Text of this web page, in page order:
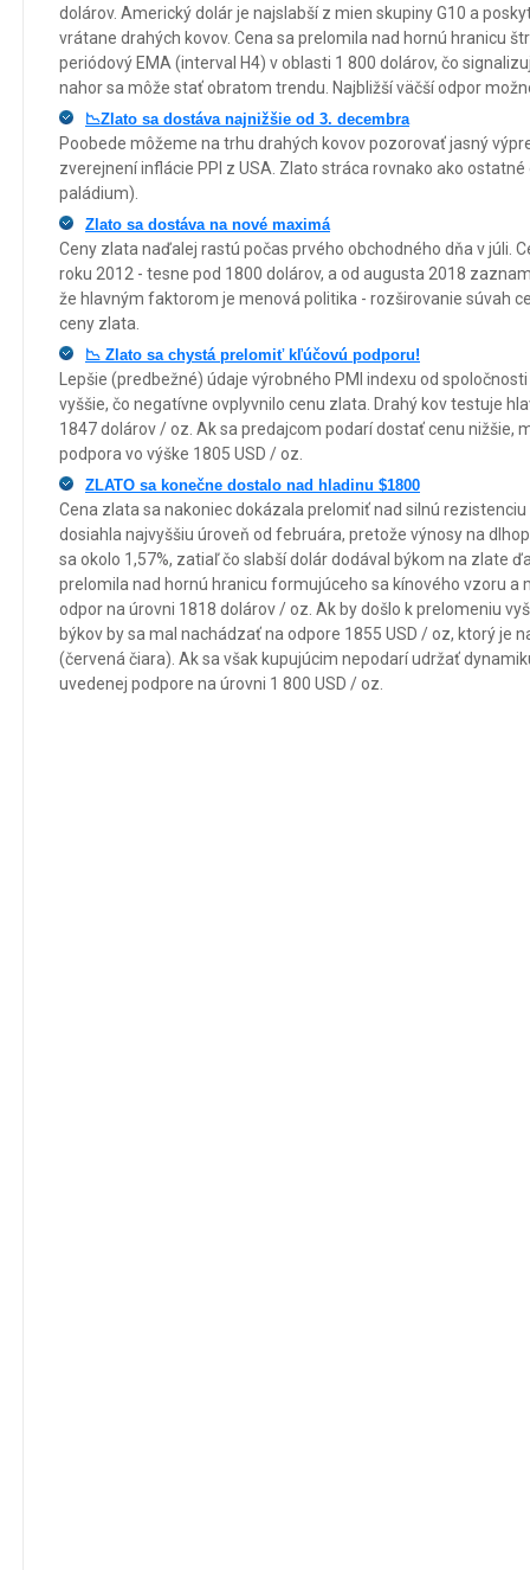
dolárov. Americký dolár je najslabší z mien skupiny G10 a
vrátane drahých kovov. Cena sa prelomila nad hornú hranicu
periódový EMA (interval H4) v oblasti 1 800 dolárov, čo
nahor sa môže stať obratom trendu. Najbližší väčší odpor
📉Zlato sa dostáva najnižšie od 3. decembra
Poobede môžeme na trhu drahých kovov pozorovať jasný
zverejnení inflácie PPI z USA. Zlato stráca rovnako ako
paládium).
Zlato sa dostáva na nové maximá
Ceny zlata naďalej rastú počas prvého obchodného dňa v júli.
roku 2012 - tesne pod 1800 dolárov, a od augusta 2018
že hlavným faktorom je menová politika - rozširovanie súvah
ceny zlata.
📉 Zlato sa chystá prelomiť kľúčovú podporu!
Lepšie (predbežné) údaje výrobného PMI indexu od
vyššie, čo negatívne ovplyvnilo cenu zlata. Drahý kov testuje
1847 dolárov / oz. Ak sa predajcom podarí dostať cenu nižšie,
podpora vo výške 1805 USD / oz.
ZLATO sa konečne dostalo nad hladinu $1800
Cena zlata sa nakoniec dokázala prelomiť nad silnú
dosiahla najvyššiu úroveň od februára, pretože výnosy na
sa okolo 1,57%, zatiaľ čo slabší dolár dodával býkom na zlate
prelomila nad hornú hranicu formujúceho sa kínového vzoru a
odpor na úrovni 1818 dolárov / oz. Ak by došlo k prelomeniu
býkov by sa mal nachádzať na odpore 1855 USD / oz, ktorý je
(červená čiara). Ak sa však kupujúcim nepodarí udržať
uvedenej podpore na úrovni 1 800 USD / oz.